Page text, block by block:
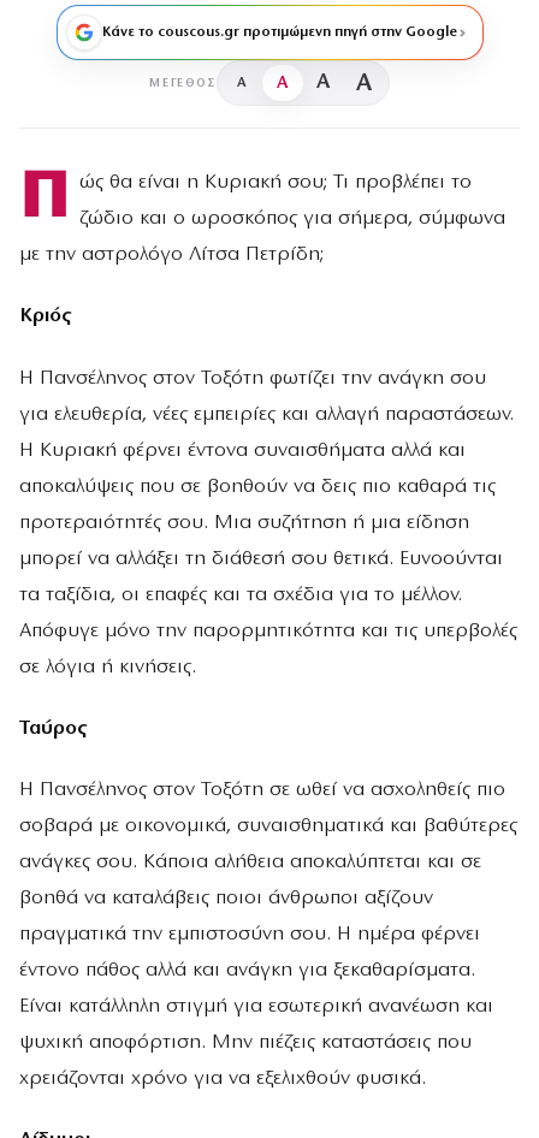
Κάνε το couscous.gr προτιμώμενη πηγή στην Google
ΜΈΓΕΘΟΣ A A A A
Π
ώς θα είναι η Κυριακή σου; Τι προβλέπει το
ζώδιο και ο ωροσκόπος για σήμερα, σύμφωνα
με την αστρολόγο Λίτσα Πετρίδη;
Κριός
Η Πανσέληνος στον Τοξότη φωτίζει την ανάγκη σου
για ελευθερία, νέες εμπειρίες και αλλαγή παραστάσεων.
Η Κυριακή φέρνει έντονα συναισθήματα αλλά και
αποκαλύψεις που σε βοηθούν να δεις πιο καθαρά τις
προτεραιότητές σου. Μια συζήτηση ή μια είδηση
μπορεί να αλλάξει τη διάθεσή σου θετικά. Ευνοούνται
τα ταξίδια, οι επαφές και τα σχέδια για το μέλλον.
Απόφυγε μόνο την παρορμητικότητα και τις υπερβολές
σε λόγια ή κινήσεις.
Ταύρος
Η Πανσέληνος στον Τοξότη σε ωθεί να ασχοληθείς πιο
σοβαρά με οικονομικά, συναισθηματικά και βαθύτερες
ανάγκες σου. Κάποια αλήθεια αποκαλύπτεται και σε
βοηθά να καταλάβεις ποιοι άνθρωποι αξίζουν
πραγματικά την εμπιστοσύνη σου. Η ημέρα φέρνει
έντονο πάθος αλλά και ανάγκη για ξεκαθαρίσματα.
Είναι κατάλληλη στιγμή για εσωτερική ανανέωση και
ψυχική αποφόρτιση. Μην πιέζεις καταστάσεις που
χρειάζονται χρόνο για να εξελιχθούν φυσικά.